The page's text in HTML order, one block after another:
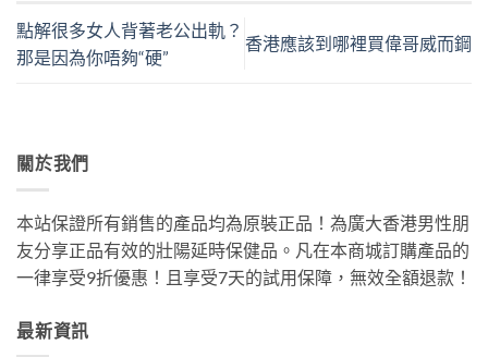
點解很多女人背著老公出軌？
那是因為你唔夠“硬”
香港應該到哪裡買偉哥威而鋼
關於我們
本站保證所有銷售的產品均為原裝正品！為廣大香港男性朋
友分享正品有效的壯陽延時保健品。凡在本商城訂購產品的
一律享受9折優惠！且享受7天的試用保障，無效全額退款！
最新資訊